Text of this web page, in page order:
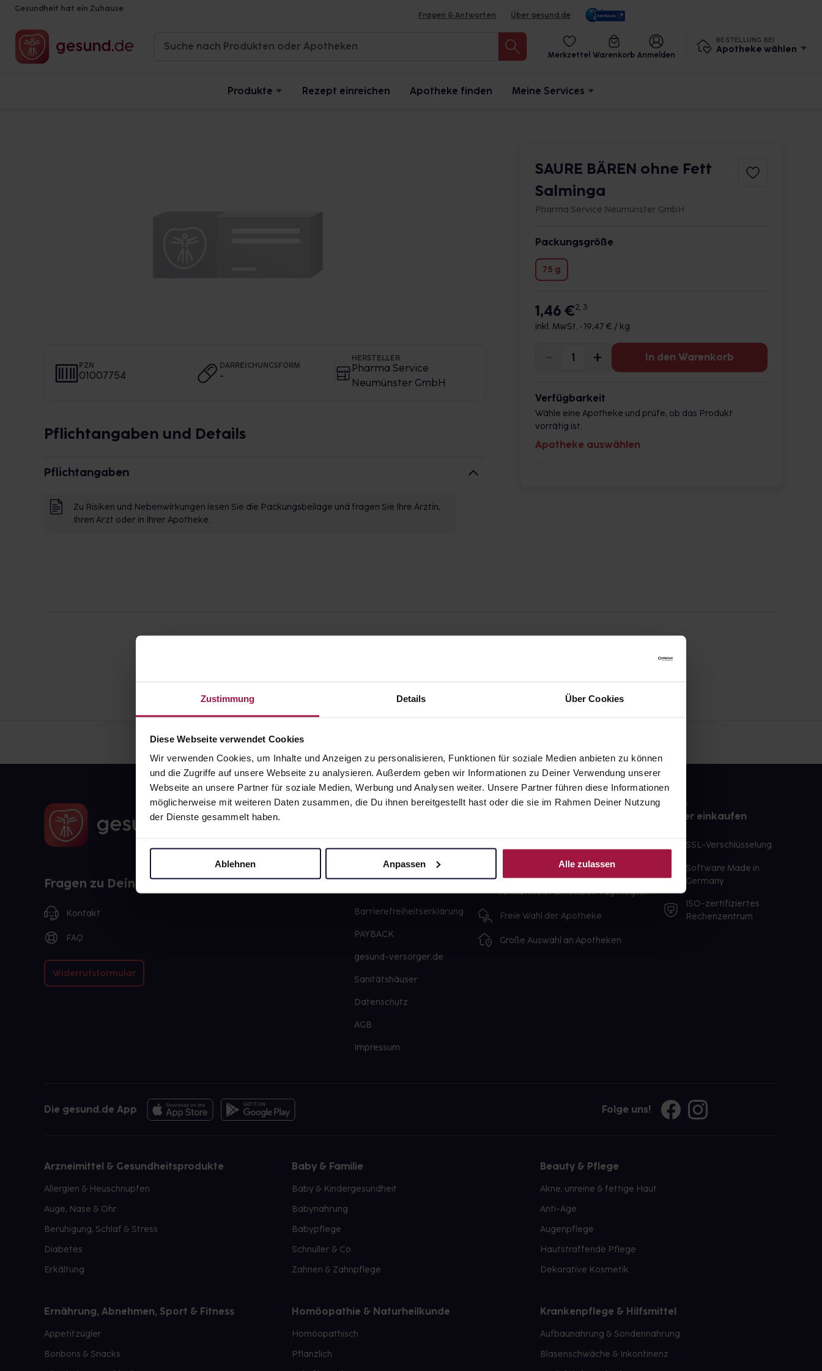
Zustimmung Details Über Cookies
Diese Webseite verwendet Cookies
Wir verwenden Cookies, um Inhalte und Anzeigen zu personalisieren, Funktionen für soziale Medien anbieten zu können
und die Zugriffe auf unsere Webseite zu analysieren. Außerdem geben wir Informationen zu Deiner Verwendung unserer
Webseite an unsere Partner für soziale Medien, Werbung und Analysen weiter. Unsere Partner führen diese Informationen
möglicherweise mit weiteren Daten zusammen, die Du ihnen bereitgestellt hast oder die sie im Rahmen Deiner Nutzung
der Dienste gesammelt haben.
Ablehnen Anpassen Alle zulassen
Gesundheit hat ein Zuhause
Fragen & Antworten Über gesund.de
Merkzettel Warenkorb Anmelden
BESTELLUNG BEI
Apotheke wählen
Produkte Rezept einreichen Apotheke finden Meine Services
PZN
01007754
DARREICHUNGSFORM
-
HERSTELLER
Pharma Service
Neumünster GmbH
Pflichtangaben und Details
Pflichtangaben
Zu Risiken und Nebenwirkungen lesen Sie die Packungsbeilage und fragen Sie Ihre Ärztin,
Ihren Arzt oder in Ihrer Apotheke.
SAURE BÄREN ohne Fett
Salminga
Pharma Service Neumünster GmbH
Packungsgröße
75 g
1,46 €2, 3
inkl. MwSt. • 19,47 € / kg
In den Warenkorb
Verfügbarkeit
Wähle eine Apotheke und prüfe, ob das Produkt
vorrätig ist.
Apotheke auswählen
Fragen zu Deiner Bestellung?
Kontakt
FAQ
Widerrufsformular
Karriere
Barrierefreiheitserklärung
PAYBACK
gesund-versorger.de
Sanitätshäuser
Datenschutz
AGB
Impressum
Lieferung für sofort verfügbare
Artikel meist am selben Tag möglich
Freie Wahl der Apotheke
Große Auswahl an Apotheken
Sicher einkaufen
SSL-Verschlüsselung
Software Made in
Germany
ISO-zertifiziertes
Rechenzentrum
Die gesund.de App Folge uns!
Arzneimittel & Gesundheitsprodukte
Allergien & Heuschnupfen
Auge, Nase & Ohr
Beruhigung, Schlaf & Stress
Diabetes
Erkältung
Baby & Familie
Baby & Kindergesundheit
Babynahrung
Babypflege
Schnuller & Co.
Zahnen & Zahnpflege
Beauty & Pflege
Akne, unreine & fettige Haut
Anti-Age
Augenpflege
Hautstraffende Pflege
Dekorative Kosmetik
Ernährung, Abnehmen, Sport & Fitness
Appetitzügler
Bonbons & Snacks
Homöopathie & Naturheilkunde
Homöopathisch
Pflanzlich
Krankenpflege & Hilfsmittel
Aufbaunahrung & Sondennahrung
Blasenschwäche & Inkontinenz